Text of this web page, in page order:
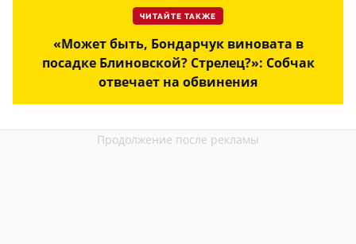
ЧИТАЙТЕ ТАКЖЕ
«Может быть, Бондарчук виновата в
посадке Блиновской? Стрелец?»: Собчак
отвечает на обвинения